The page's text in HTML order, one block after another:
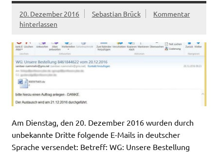
20. Dezember 2016 Sebastian Brück
Kommentar
hinterlassen
Am Dienstag, den 20. Dezember 2016 wurden durch
unbekannte Dritte folgende E-Mails in deutscher
Sprache versendet: Betreff: WG: Unsere Bestellung